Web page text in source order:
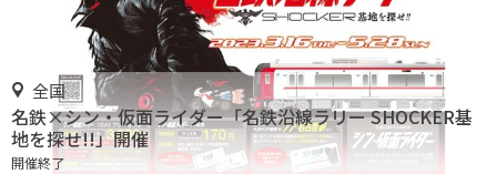
全国
名鉄×シン・仮面ライダー「名鉄沿線ラリー SHOCKER基
地を探せ!!」開催
開催終了